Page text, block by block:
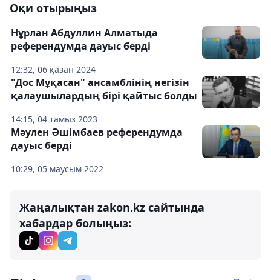
Оқи отырыңыз
12:32, 06 қазан 2024
Нұрлан Абдуллин Алматыда
референдумда дауыс берді
14:15, 04 тамыз 2023
"Дос Мұқасан" ансамблінің негізін
қалаушылардың бірі қайтыс болды
10:29, 05 маусым 2022
Мәулен Әшімбаев референдумда
дауыс берді
Жаңалықтан zakon.kz сайтында
хабардар болыңыз: